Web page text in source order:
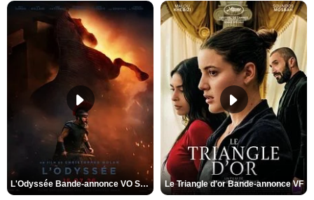
L'Odyssée Bande-annonce VO STFR Le Triangle d'or Bande-annonce VF